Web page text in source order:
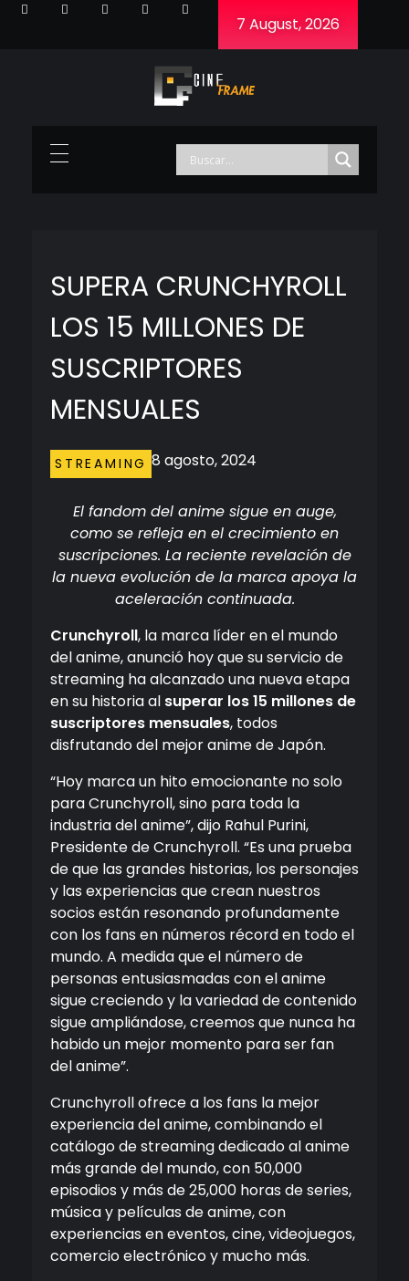
7 August, 2026
SUPERA CRUNCHYROLL
LOS 15 MILLONES DE
SUSCRIPTORES
MENSUALES
8 agosto, 2024
STREAMING
El fandom del anime sigue en auge,
como se refleja en el crecimiento en
suscripciones. La reciente revelación de
la nueva evolución de la marca apoya la
aceleración continuada.
Crunchyroll, la marca líder en el mundo
del anime, anunció hoy que su servicio de
streaming ha alcanzado una nueva etapa
en su historia al superar los 15 millones de
suscriptores mensuales, todos
disfrutando del mejor anime de Japón.
“Hoy marca un hito emocionante no solo
para Crunchyroll, sino para toda la
industria del anime”, dijo Rahul Purini,
Presidente de Crunchyroll. “Es una prueba
de que las grandes historias, los personajes
y las experiencias que crean nuestros
socios están resonando profundamente
con los fans en números récord en todo el
mundo. A medida que el número de
personas entusiasmadas con el anime
sigue creciendo y la variedad de contenido
sigue ampliándose, creemos que nunca ha
habido un mejor momento para ser fan
del anime”.
Crunchyroll ofrece a los fans la mejor
experiencia del anime, combinando el
catálogo de streaming dedicado al anime
más grande del mundo, con 50,000
episodios y más de 25,000 horas de series,
música y películas de anime, con
experiencias en eventos, cine, videojuegos,
comercio electrónico y mucho más.